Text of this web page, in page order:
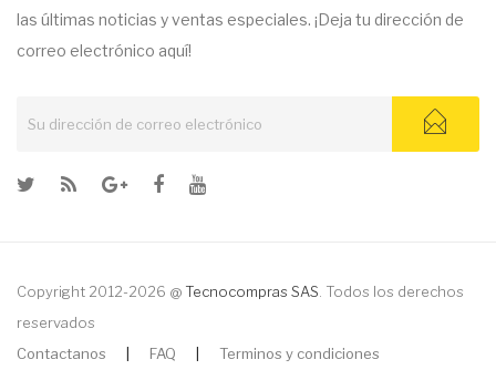
las últimas noticias y ventas especiales. ¡Deja tu dirección de
correo electrónico aquí!
Copyright 2012-2026 @ Tecnocompras SAS . Todos los derechos
reservados
Contactanos
FAQ Terminos y condiciones